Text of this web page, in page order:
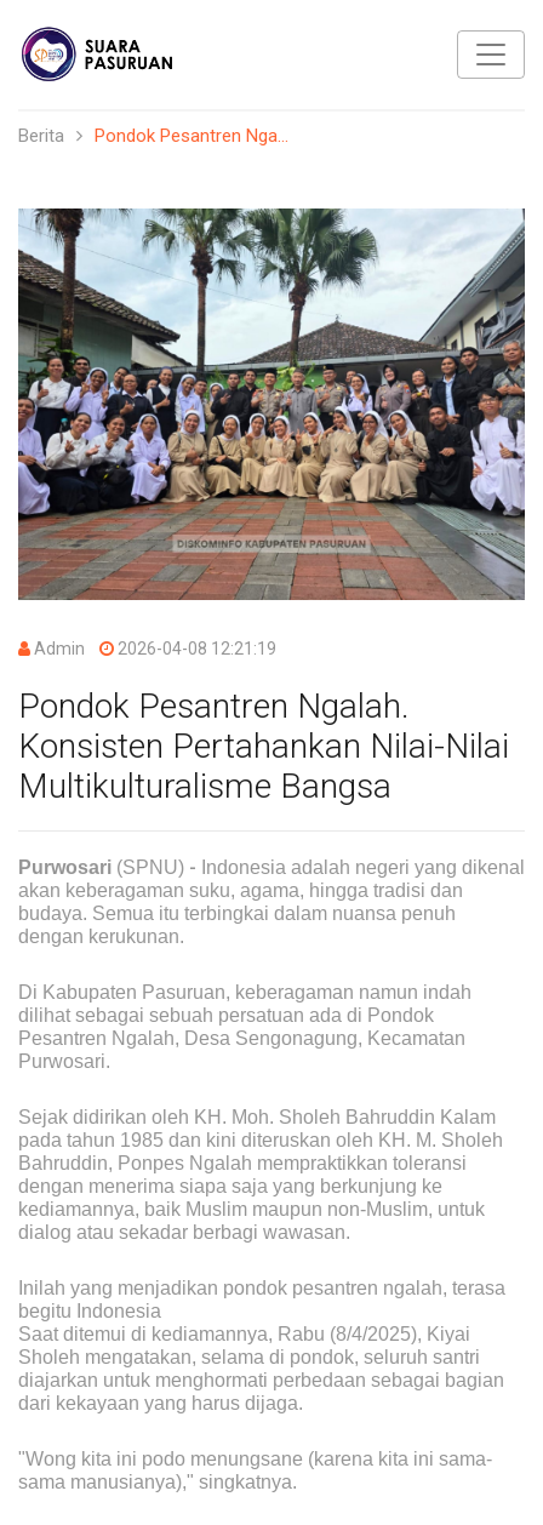
Berita Pondok Pesantren Nga...
Admin 2026-04-08 12:21:19
Pondok Pesantren Ngalah.
Konsisten Pertahankan Nilai-Nilai
Multikulturalisme Bangsa
Purwosari (SPNU) - Indonesia adalah negeri yang dikenal
akan keberagaman suku, agama, hingga tradisi dan
budaya. Semua itu terbingkai dalam nuansa penuh
dengan kerukunan.
Di Kabupaten Pasuruan, keberagaman namun indah
dilihat sebagai sebuah persatuan ada di Pondok
Pesantren Ngalah, Desa Sengonagung, Kecamatan
Purwosari.
Sejak didirikan oleh KH. Moh. Sholeh Bahruddin Kalam
pada tahun 1985 dan kini diteruskan oleh KH. M. Sholeh
Bahruddin, Ponpes Ngalah mempraktikkan toleransi
dengan menerima siapa saja yang berkunjung ke
kediamannya, baik Muslim maupun non-Muslim, untuk
dialog atau sekadar berbagi wawasan.
Inilah yang menjadikan pondok pesantren ngalah, terasa
begitu Indonesia
Saat ditemui di kediamannya, Rabu (8/4/2025), Kiyai
Sholeh mengatakan, selama di pondok, seluruh santri
diajarkan untuk menghormati perbedaan sebagai bagian
dari kekayaan yang harus dijaga.
"Wong kita ini podo menungsane (karena kita ini sama-
sama manusianya)," singkatnya.